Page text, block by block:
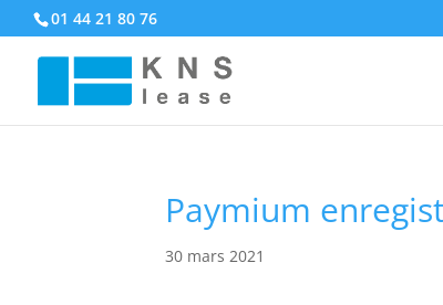
01 44 21 80 76
Paymium
30 mars 2021